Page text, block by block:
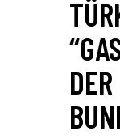
DER